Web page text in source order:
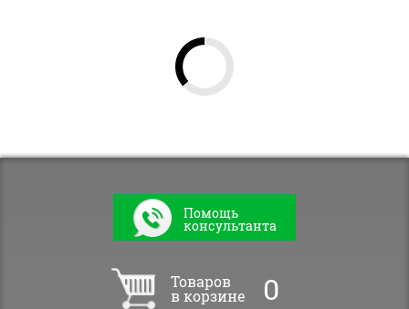
Помощь
консультанта
Товаров
в корзине 0